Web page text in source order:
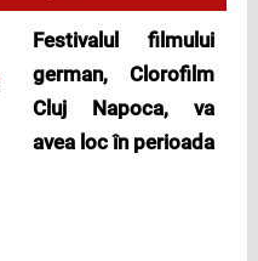
Festivalul filmului
german, Clorofilm
Cluj Napoca, va
avea loc în perioada